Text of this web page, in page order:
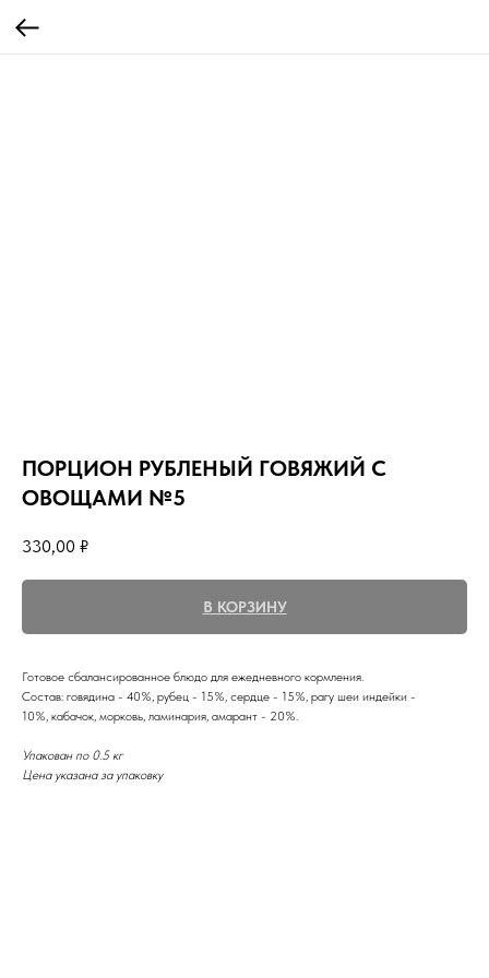
ПОРЦИОН РУБЛЕНЫЙ ГОВЯЖИЙ С
ОВОЩАМИ №5
330,00 ₽
В КОРЗИНУ
Готовое сбалансированное блюдо для ежедневного кормления.
Состав: говядина - 40%, рубец - 15%, сердце - 15%, рагу шеи индейки -
10%, кабачок, морковь, ламинария, амарант - 20%.
Упакован по 0.5 кг
Цена указана за упаковку